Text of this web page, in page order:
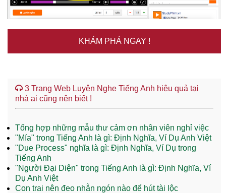
KHÁM PHÁ NGAY !
3 Trang Web Luyện Nghe Tiếng Anh hiệu quả tại
nhà ai cũng nên biết !
Tổng hợp những mẫu thư cảm ơn nhân viên nghỉ việc
"Mía" trong Tiếng Anh là gì: Định Nghĩa, Ví Dụ Anh Việt
"Due Process" nghĩa là gì: Định Nghĩa, Ví Dụ trong
Tiếng Anh
"Người Đại Diện" trong Tiếng Anh là gì: Định Nghĩa, Ví
Dụ Anh Việt
Con trai nên đeo nhẫn ngón nào để hút tài lộc